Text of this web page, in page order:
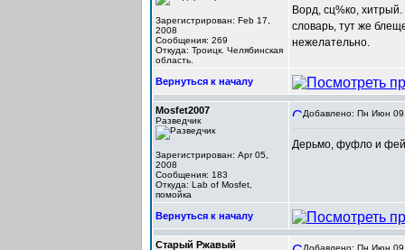
Зарегистрирован: Feb 17,
2008
Сообщения: 269
Откуда: Троицк. Челябинская
область.
Ворд, сц%ко,
словарь, тут же
нежелательно.
Вернуться к началу
Mosfet2007
Разведчик
Зарегистрирован: Apr 05,
2008
Сообщения: 183
Откуда: Lab of Mosfet,
помойка
Добавлено: Пн Июн
Дерьмо, фуфло и
Вернуться к началу
Старый Ржавый
Добавлено: Пн Июн